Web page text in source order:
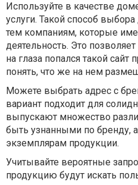
Используйте в качестве
услуги. Такой способ
тем компаниям, которые
деятельность. Это
на глаза попался такой
понять, что же на нем
Можете выбрать адрес с
вариант подходит для
выпускают множество
быть узнанными по бренду,
экземплярам продукции.
Учитывайте вероятные
продукцию будут искать